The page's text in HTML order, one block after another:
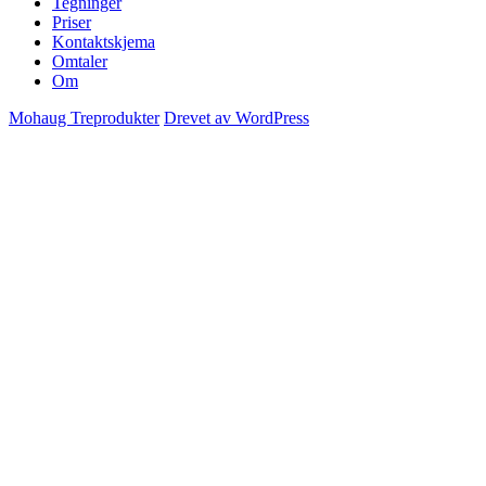
Priser
Kontaktskjema
Omtaler
Om
Mohaug Treprodukter Drevet av WordPress